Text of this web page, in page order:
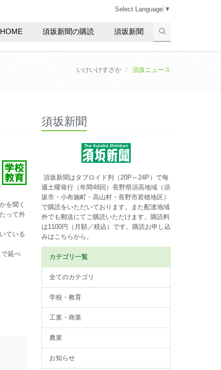
Select Language ▼
須坂新聞の購読 須坂新聞
いけいけすざか 須坂ニュース
を聞く
って外
ている
延べ
須坂新聞
須坂新聞はタブロイド判（20P～24P）で毎
週土曜発行（年間48回）長野県須高地域（須
坂市・小布施町・高山村・長野市若穂地区）
で購読をいただいております。また配達地域
外でも郵送にてご購読いただけます。購読料
は1100円（月額／税込）です。 購読お申し込
みはこちらから。
カテゴリ一覧
全てのカテゴリ
学校・教育
工業・商業
農業
お知らせ